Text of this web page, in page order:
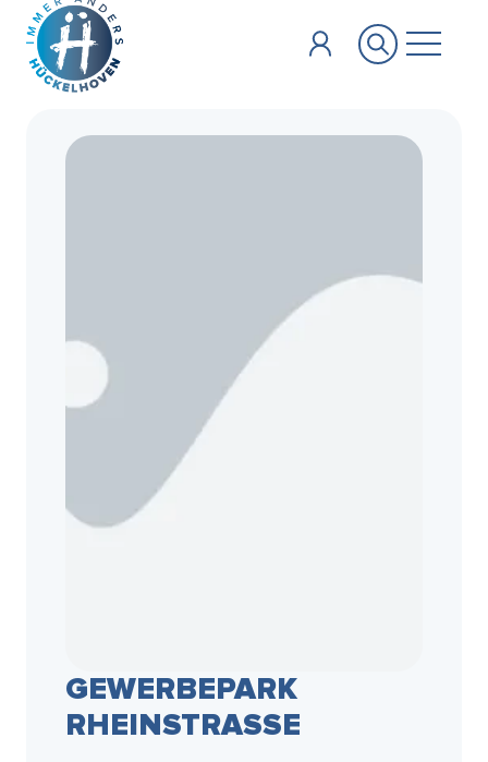
Zum Hauptinhalt springen
GEWERBEPARK
RHEINSTRASSE